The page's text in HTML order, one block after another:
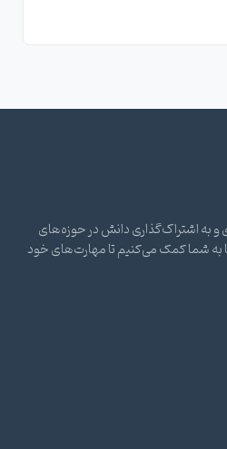
و به اشتراک‌گذاری دانش در حوزه‌های
به شما کمک می‌کنیم تا مهارت‌های خود